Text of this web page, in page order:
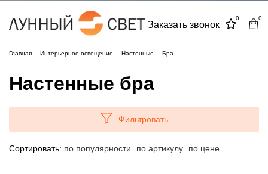
Заказать звонок
0 0
Главная Интерьерное освещение Настенные Бра
Настенные бра
Фильтровать
Сортировать: по популярности по артикулу по цене